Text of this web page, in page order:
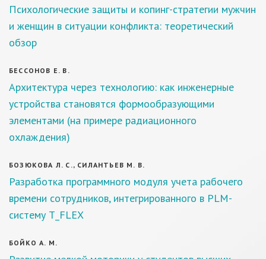
Психологические защиты и копинг-стратегии мужчин
и женщин в ситуации конфликта: теоретический
обзор
БЕССОНОВ Е. В.
Архитектура через технологию: как инженерные
устройства становятся формообразующими
элементами (на примере радиационного
охлаждения)
БОЗЮКОВА Л. С., СИЛАНТЬЕВ М. В.
Разработка программного модуля учета рабочего
времени сотрудников, интегрированного в PLM-
систему T_FLEX
БОЙКО А. М.